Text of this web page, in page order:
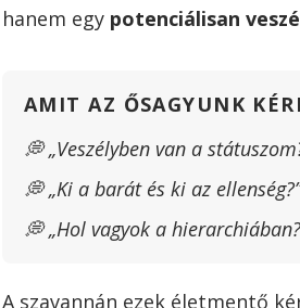
hanem egy potenciálisan
AMIT AZ ŐSAGYUNK
💭 „Veszélyben van a
💭 „Ki a barát és ki az ellenség?”
💭 „Hol vagyok a
A szavannán ezek életmentő